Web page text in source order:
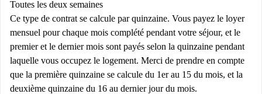
Toutes les deux semaines
Ce type de contrat se calcule par quinzaine. Vous payez le loyer
mensuel pour chaque mois complété pendant votre séjour, et le
premier et le dernier mois sont payés selon la quinzaine pendant
laquelle vous occupez le logement. Merci de prendre en compte
que la première quinzaine se calcule du 1er au 15 du mois, et la
deuxième quinzaine du 16 au dernier jour du mois.